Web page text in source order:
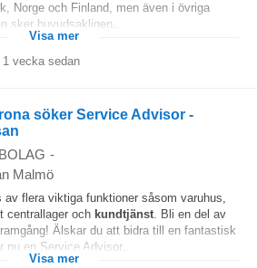
Norge och Finland, men även i övriga
sker huvudsakligen...
Visa mer
1 vecka sedan
söker Service Advisor -
-
Malmö
av flera viktiga funktioner såsom varuhus,
centrallager och kundtjänst. Bli en del av
Älskar du att bidra till en fantastisk
en Service Advisor...
Visa mer